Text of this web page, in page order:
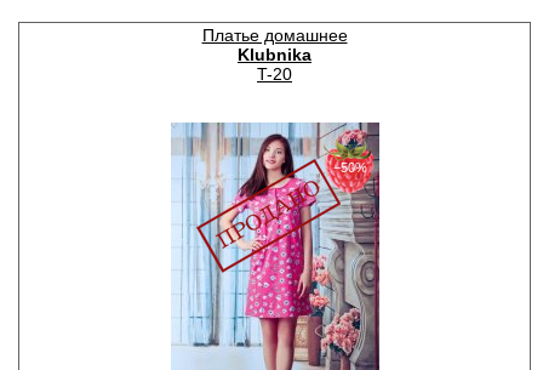
Платье домашнее
Klubnika
T-20
−50%